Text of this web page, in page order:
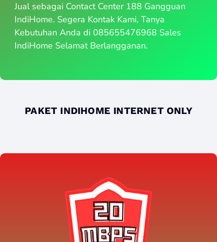
Jual sebagai Contact Center 188 Gangguan
IndiHome. Segera Kontak Kami, Tanya
Kebutuhan Anda di 085655476968 Sales
IndiHome Selamat Berlangganan.
PAKET INDIHOME INTERNET ONLY